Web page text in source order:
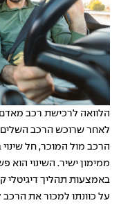
הלוואה לרכישת רכב
לאחר שרוכש הרכב
הרכב מול המוכר, חל
ממימון ישיר. השינוי הוא
באמצעות תהליך דיגיטלי
על כוונתו למכור את